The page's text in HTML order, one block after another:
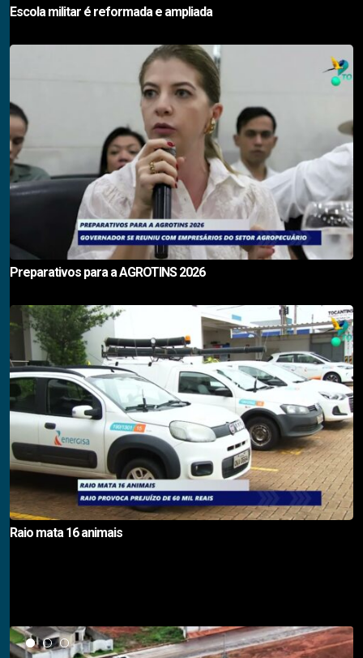
Escola militar é reformada e ampliada
Preparativos para a AGROTINS 2026
Raio mata 16 animais